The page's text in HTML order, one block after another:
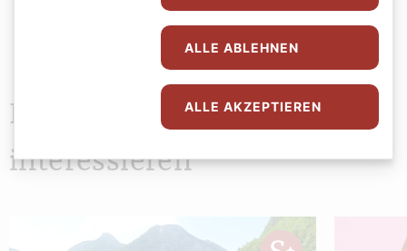
Das könnte Sie auch
interessieren
ALLE ABLEHNEN
ALLE AKZEPTIEREN